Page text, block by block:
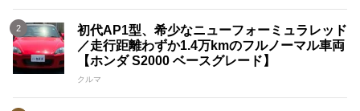
初代AP1型、希少なニューフォーミュラレッド
／走行距離わずか1.4万kmのフルノーマル車両
【ホンダ S2000 ベースグレード】
クルマ